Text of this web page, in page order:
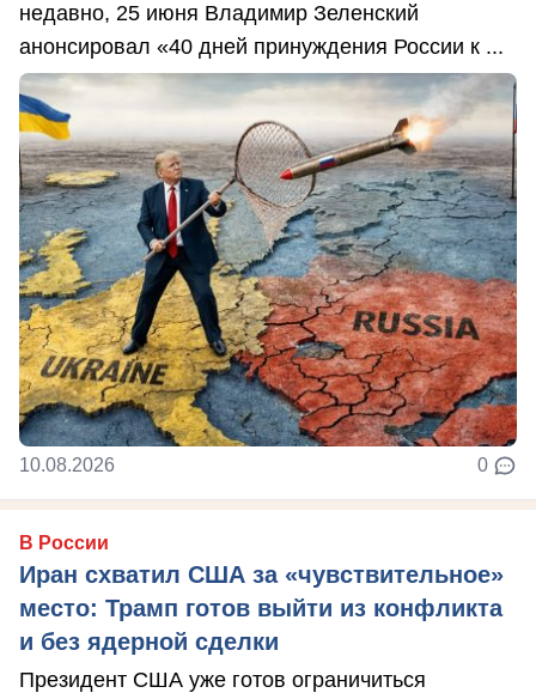
недавно, 25 июня Владимир Зеленский
анонсировал «40 дней принуждения России к ...
10.08.2026 0
В России
Иран схватил США за «чувствительное»
место: Трамп готов выйти из конфликта
и без ядерной сделки
Президент США уже готов ограничиться